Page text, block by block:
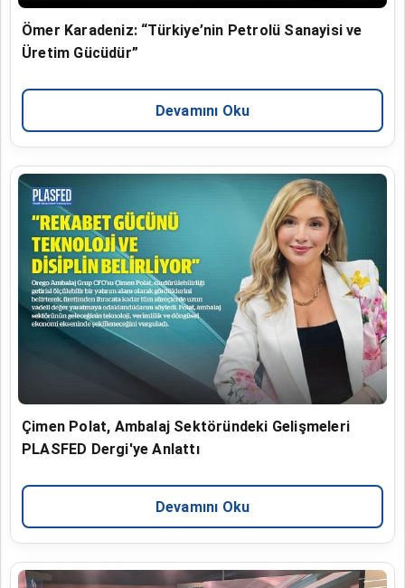
Ömer Karadeniz: “Türkiye’nin Petrolü Sanayisi ve
Üretim Gücüdür”
Devamını Oku
Çimen Polat, Ambalaj Sektöründeki Gelişmeleri
PLASFED Dergi'ye Anlattı
Devamını Oku